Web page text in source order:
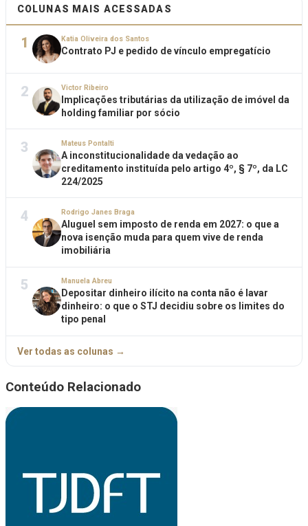
COLUNAS MAIS ACESSADAS
1 Katia Oliveira dos Santos
Contrato PJ e pedido de vínculo empregatício
2 Victor Ribeiro
Implicações tributárias da utilização de imóvel da
holding familiar por sócio
3 Mateus Pontalti
A inconstitucionalidade da vedação ao
creditamento instituída pelo artigo 4º, § 7º, da LC
224/2025
4 Rodrigo Janes Braga
Aluguel sem imposto de renda em 2027: o que a
nova isenção muda para quem vive de renda
imobiliária
5 Manuela Abreu
Depositar dinheiro ilícito na conta não é lavar
dinheiro: o que o STJ decidiu sobre os limites do
tipo penal
Ver todas as colunas →
Conteúdo Relacionado